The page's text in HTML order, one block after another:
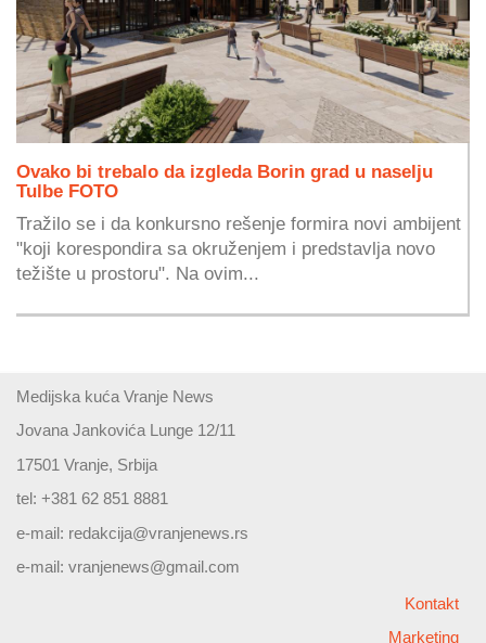
Ovako bi trebalo da izgleda Borin grad u naselju
Tulbe FOTO
Tražilo se i da konkursno rešenje formira novi ambijent
"koji korespondira sa okruženjem i predstavlja novo
težište u prostoru". Na ovim...
Medijska kuća Vranje News
Jovana Jankovića Lunge 12/11
17501 Vranje, Srbija
tel: +381 62 851 8881
e-mail: redakcija@vranjenews.rs
e-mail: vranjenews@gmail.com
Kontakt
Marketing